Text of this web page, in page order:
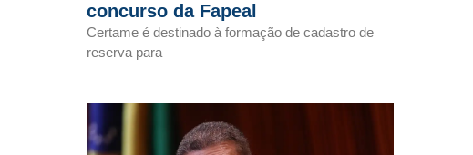
concurso da Fapeal
Certame é destinado à formação de cadastro de
reserva para